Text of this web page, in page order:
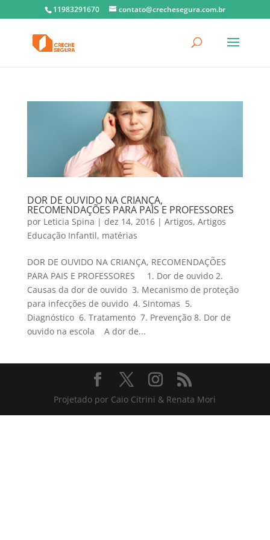
11983291670 contato@crechesegura.com.br
DOR DE OUVIDO NA CRIANÇA,
RECOMENDAÇÕES PARA PAIS E PROFESSORES
por Leticia Spina | dez 14, 2016| Artigos, Artigos
Educação Infantil, matérias
DOR DE OUVIDO NA CRIANÇA, RECOMENDAÇÕES
PARA PAIS E PROFESSORES 1. Dor de ouvido 2.
Causas da dor de ouvido 3. Mecanismo de proteção
para infecções de ouvido 4. Sintomas 5.
Diagnóstico 6. Tratamento 7. Prevenção 8. Dor de
ouvido na escola A dor de...
Projetado por Caio Citrini & Renata Mori